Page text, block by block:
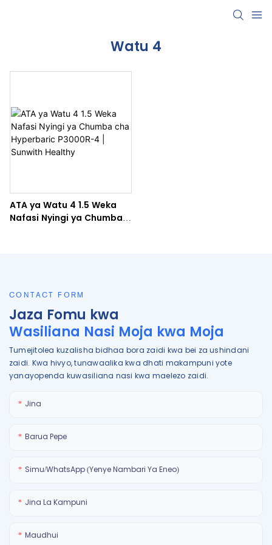
Watu 4
ATA ya Watu 4 1.5 Weka
Nafasi Nyingi ya Chumba
CONTACT FORM
Jaza Fomu kwa
Wasiliana Nasi Moja kwa Moja
Tumejitolea kuzalisha bidhaa bora zaidi kwa bei za ushindani
zaidi. Kwa hivyo, tunawaalika kwa dhati makampuni yote
yanayopenda kuwasiliana nasi kwa maelezo zaidi.
Jina
Barua Pepe
Simu/WhatsApp (Yenye Nambari Ya Eneo)
Jina La Kampuni
Maudhui